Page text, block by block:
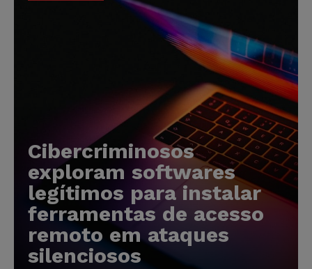
Cibercriminosos
exploram softwares
legítimos para instalar
ferramentas de acesso
remoto em ataques
silenciosos